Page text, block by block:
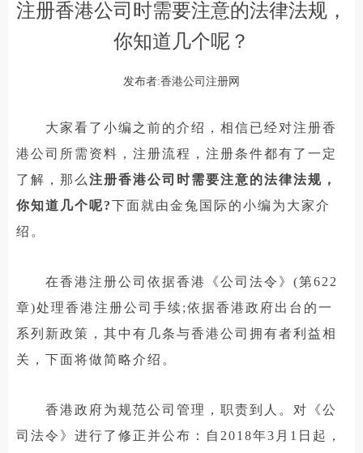
注册香港公司时需要注意的法律法规，
你知道几个呢？
发布者:香港公司注册网
大家看了小编之前的介绍，相信已经对注册香
港公司所需资料，注册流程，注册条件都有了一定
了解，那么 注册香港公司时需要注意的法律法规，
你知道几个呢?下面就由金兔国际的小编为大家介
绍。
在香港注册公司依据香港《公司法令》(第622
章)处理香港注册公司手续;依据香港政府出台的一
系列新政策，其中有几条与香港公司拥有者利益相
关，下面将做简略介绍。
香港政府为规范公司管理，职责到人。对《公
司法令》进行了修正并公布：自2018年3月1日起，